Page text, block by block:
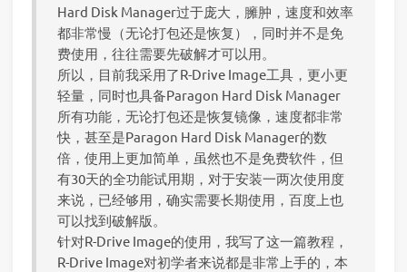
Hard Disk Manager过于庞大，臃肿，速度和效率
都非常慢（无论打包还是恢复），同时并不是免
费使用，往往需要先破解才可以用。
所以，目前我采用了R-Drive Image工具，更小更
轻量，同时也具备Paragon Hard Disk Manager
所有功能，无论打包还是恢复镜像，速度都非常
快，甚至是Paragon Hard Disk Manager的数
倍，使用上更加简单，虽然也不是免费软件，但
有30天的全功能试用期，对于安装一两次使用度
来说，已经够用，确实需要长期使用，百度上也
可以找到破解版。
针对R-Drive Image的使用，我写了这一篇教程，
R-Drive Image对初学者来说都是非常上手的，本